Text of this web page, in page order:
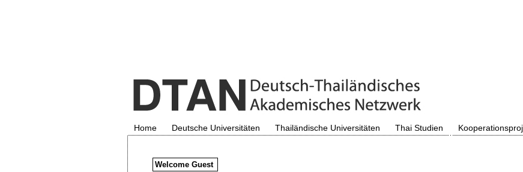
Home Deutsche Universitäten Thailändische Universitäten Thai Studien
Welcome Guest